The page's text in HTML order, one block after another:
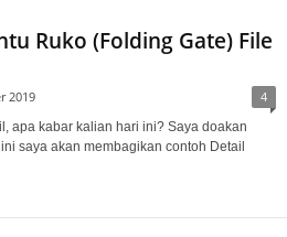
Ruko (Folding Gate) File
2019 4
apa kabar kalian hari ini? Saya doakan
saya akan membagikan contoh Detail